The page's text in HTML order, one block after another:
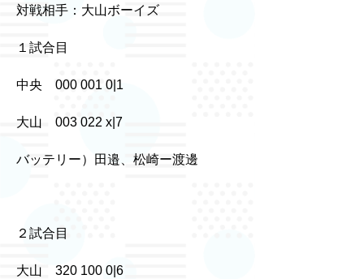
対戦相手：大山ボーイズ
１試合目
中央 000 001 0|1
大山 003 022 x|7
バッテリー）田邉、松崎ー渡邊
２試合目
大山 320 100 0|6